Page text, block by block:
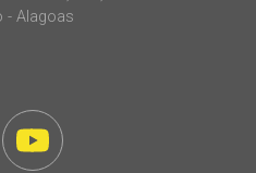
- Alagoas